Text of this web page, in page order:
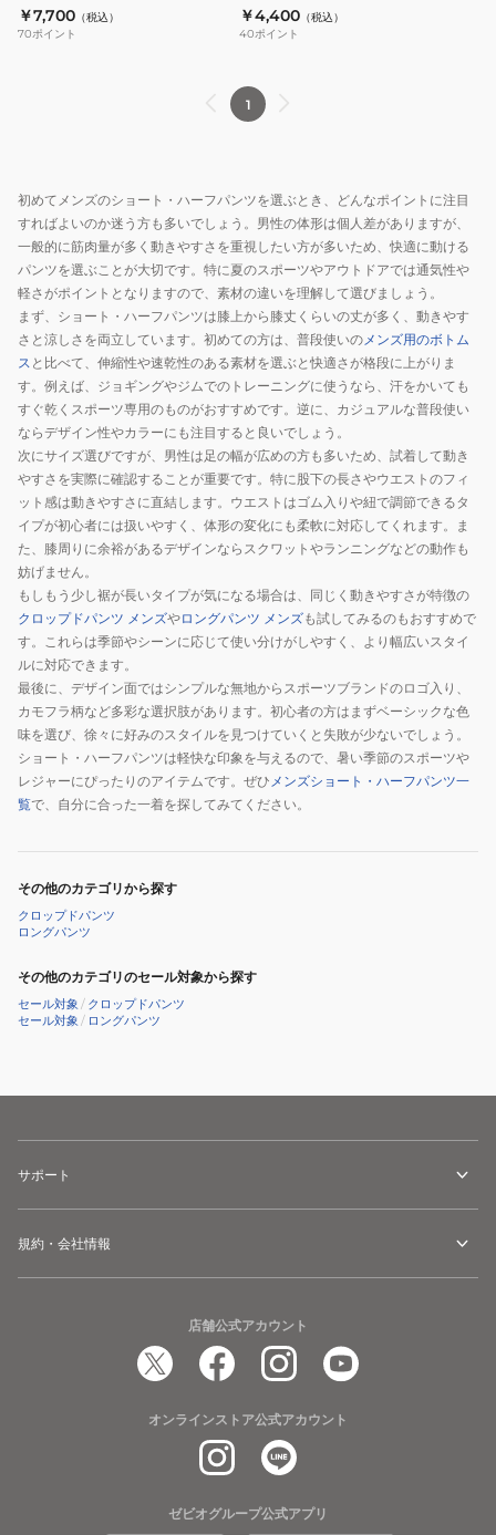
792-
￥7,700 （税込）
70ポイント
ORANGE
￥4,400 （税込）
40ポイント
1
初めてメンズのショート・ハーフパンツを選ぶとき、どんなポイントに注目
すればよいのか迷う方も多いでしょう。男性の体形は個人差がありますが、
一般的に筋肉量が多く動きやすさを重視したい方が多いため、快適に動ける
パンツを選ぶことが大切です。特に夏のスポーツやアウトドアでは通気性や
軽さがポイントとなりますので、素材の違いを理解して選びましょう。
まず、ショート・ハーフパンツは膝上から膝丈くらいの丈が多く、動きやす
さと涼しさを両立しています。初めての方は、普段使いのメンズ用のボトム
ス と比べて、伸縮性や速乾性のある素材を選ぶと快適さが格段に上がりま
す。例えば、ジョギングやジムでのトレーニングに使うなら、汗をかいても
すぐ乾くスポーツ専用のものがおすすめです。逆に、カジュアルな普段使い
ならデザイン性やカラーにも注目すると良いでしょう。
次にサイズ選びですが、男性は足の幅が広めの方も多いため、試着して動き
やすさを実際に確認することが重要です。特に股下の長さやウエストのフィ
ット感は動きやすさに直結します。ウエストはゴム入りや紐で調節できるタ
イプが初心者には扱いやすく、体形の変化にも柔軟に対応してくれます。ま
た、膝周りに余裕があるデザインならスクワットやランニングなどの動作も
妨げません。
もしもう少し裾が長いタイプが気になる場合は、同じく動きやすさが特徴の
クロップドパンツ メンズやロングパンツ メンズも試してみるのもおすすめで
す。これらは季節やシーンに応じて使い分けがしやすく、より幅広いスタイ
ルに対応できます。
最後に、デザイン面ではシンプルな無地からスポーツブランドのロゴ入り、
カモフラ柄など多彩な選択肢があります。初心者の方はまずベーシックな色
味を選び、徐々に好みのスタイルを見つけていくと失敗が少ないでしょう。
ショート・ハーフパンツは軽快な印象を与えるので、暑い季節のスポーツや
レジャーにぴったりのアイテムです。ぜひ メンズショート・ハーフパンツ一
覧で、自分に合った一着を探してみてください。
その他のカテゴリから探す
クロップドパンツ
ロングパンツ
その他のカテゴリのセール対象から探す
セール対象 / クロップドパンツ
セール対象 / ロングパンツ
サポート
規約・会社情報
店舗公式アカウント
オンラインストア公式アカウント
ゼビオグループ公式アプリ